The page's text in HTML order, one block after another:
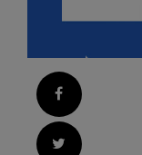
Facebook
Twitter